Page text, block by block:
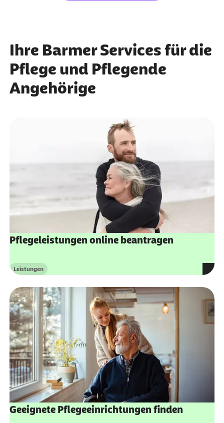
Ihre Barmer Services für die
Pflege und Pflegende
Angehörige
Geschützter Inhalt:
Pflegeleistungen online beantragen
Kategorie
Leistungen
Geeignete Pflegeeinrichtungen finden